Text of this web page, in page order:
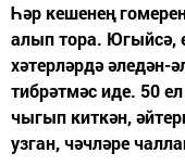
Һәр кешенең
алып тора. Югыйсә,
хәтерләрдә әледән-
тибрәтмәс иде. 50
чыгып киткән,
узган, чәчләре